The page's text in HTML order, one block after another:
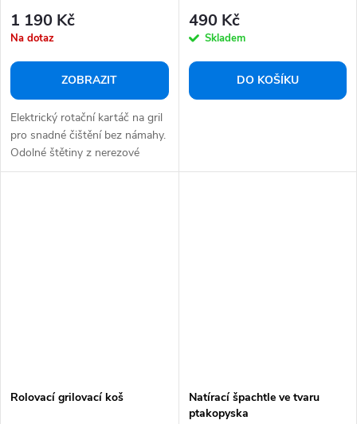
1 190 Kč
Na dotaz
ZOBRAZIT
Elektrický rotační kartáč na gril
pro snadné čištění bez námahy.
Odolné štětiny z nerezové
oceli...
490 Kč
Skladem
DO KOŠÍKU
Rolovací grilovací koš
Natírací špachtle ve tvaru
ptakopyska